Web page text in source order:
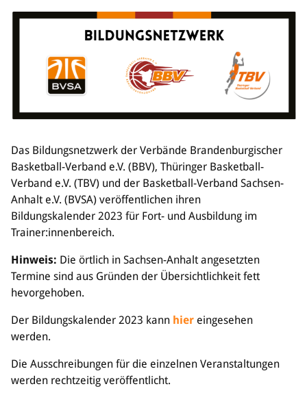
Philosophie
BVSA-Events
Leistungssport
Ausrichtung
Auswahlen
Mitteldeutsche Liga (MDL)
Jugend & Schulsport
Allgemeines
Projekte
Bildung
Trainerwesen
Bildungsnetzwerk
Das Bildungsnetzwerk der Verbände Brandenburgischer
Basketball-Verband e.V. (BBV), Thüringer Basketball-
Verband e.V. (TBV) und der Basketball-Verband Sachsen-
Anhalt e.V. (BVSA) veröffentlichen ihren
Bildungskalender 2023 für Fort- und Ausbildung im
Trainer:innenbereich.
Hinweis: Die örtlich in Sachsen-Anhalt angesetzten
Termine sind aus Gründen der Übersichtlichkeit fett
hevorgehoben.
Der Bildungskalender 2023 kann hier eingesehen
werden.
Die Ausschreibungen für die einzelnen Veranstaltungen
werden rechtzeitig veröffentlicht.